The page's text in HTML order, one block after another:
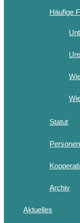
Häufige
Statut
Personen
Archiv
Aktuelles